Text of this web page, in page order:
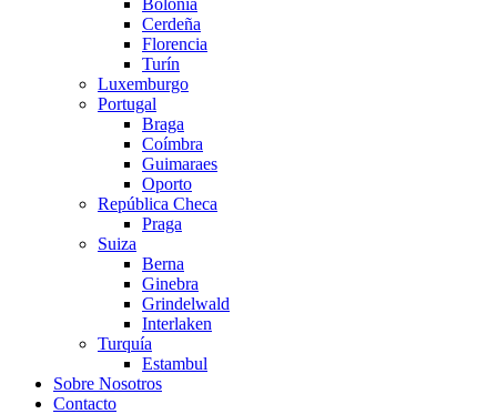
Cerdeña
Florencia
Turín
Luxemburgo
Portugal
Braga
Coímbra
Guimaraes
Oporto
República Checa
Praga
Suiza
Berna
Ginebra
Grindelwald
Interlaken
Turquía
Estambul
Sobre Nosotros
Contacto